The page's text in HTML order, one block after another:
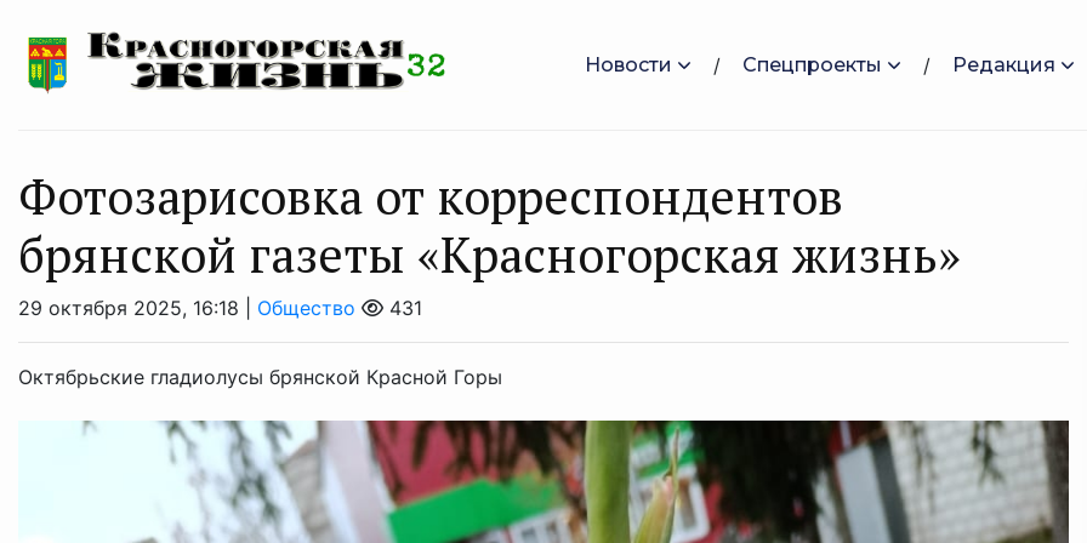
Новости Спецпроекты Редакция
Фотозарисовка от корреспондентов
брянской газеты «Красногорская жизнь»
29 октября 2025, 16:18 | Общество 431
Октябрьские гладиолусы брянской Красной Горы